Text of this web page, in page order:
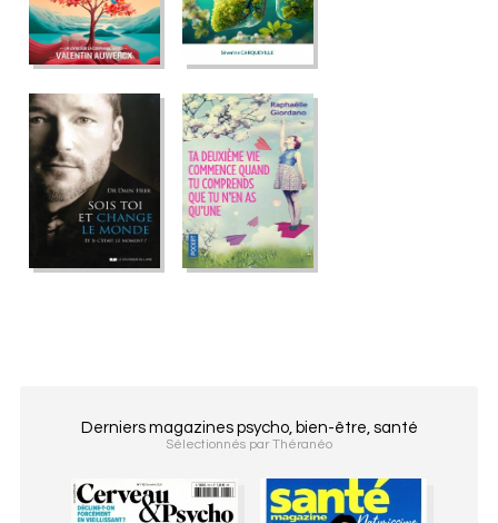
Derniers magazines psycho, bien-être, santé
Sélectionnés par Théranéo